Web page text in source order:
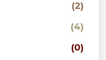
(2)
(4)
(0)